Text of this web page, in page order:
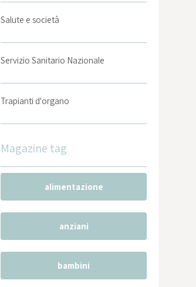
Salute e società
Servizio Sanitario Nazionale
Trapianti d'organo
Magazine tag
alimentazione
anziani
bambini